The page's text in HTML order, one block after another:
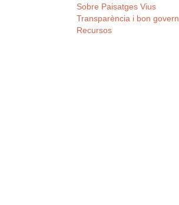
Sobre Paisatges Vius
Transparència i bon govern
Recursos